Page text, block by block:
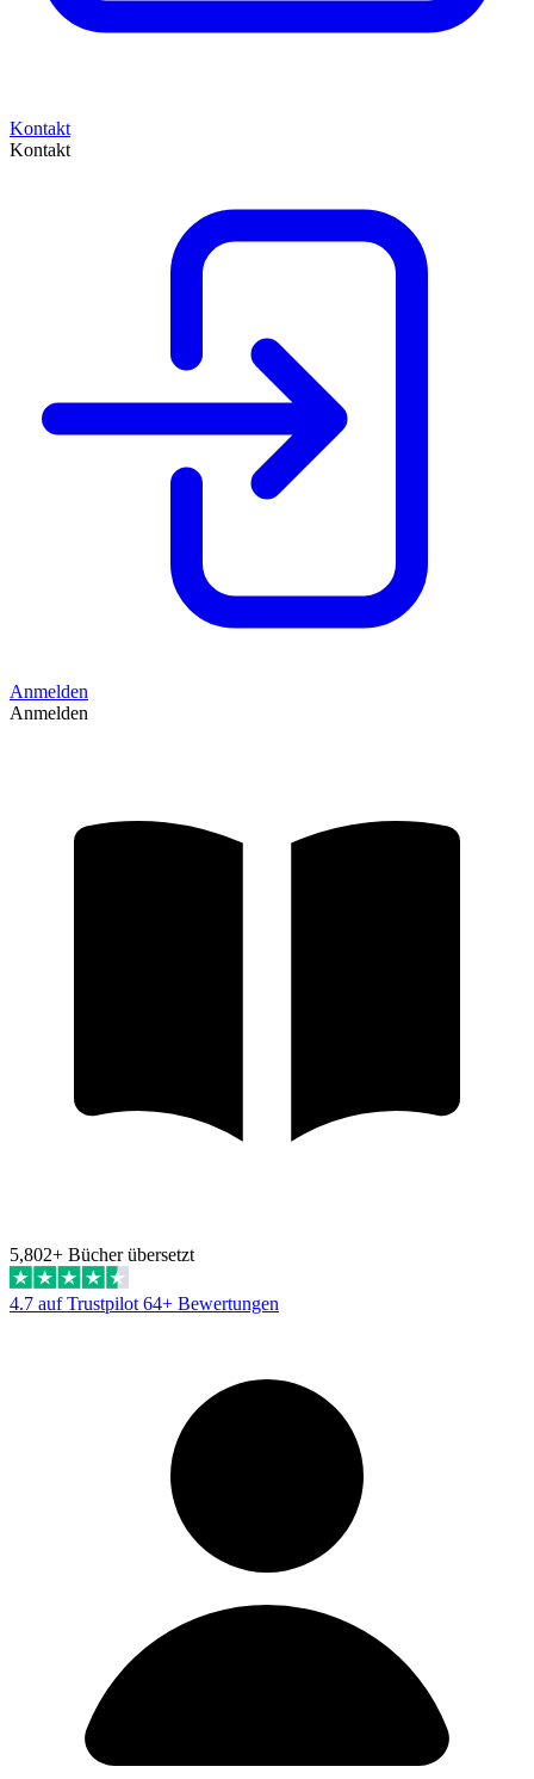
Kontakt
Kontakt
Anmelden
Anmelden
5,802+ Bücher übersetzt
4.7 auf Trustpilot 64+ Bewertungen